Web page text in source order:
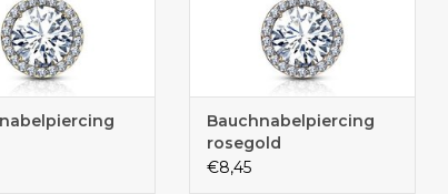
Bauchnabelpiercing
rosegold
€8,45